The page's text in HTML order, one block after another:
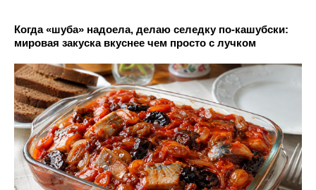
Когда «шуба» надоела, делаю селедку по-кашубски:
мировая закуска вкуснее чем просто с лучком